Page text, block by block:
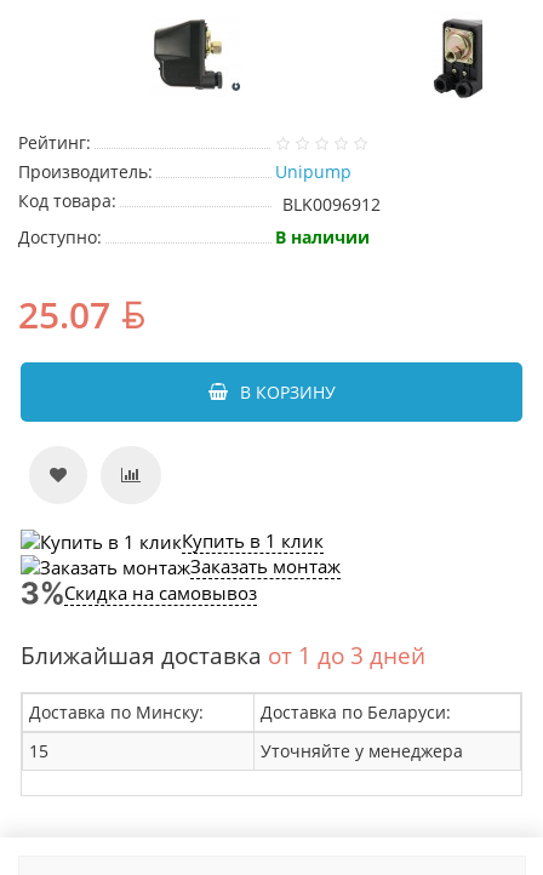
Рейтинг:
Производитель:
Unipump
Код товара:
BLK0096912
Доступно:
В наличии
25.07
В КОРЗИНУ
Купить в 1 клик
Заказать монтаж
Скидка на самовывоз
Ближайшая доставка от 1 до 3 дней
Доставка по Минску:
Доставка по Беларуси:
15
Уточняйте у менеджера